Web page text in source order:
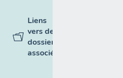
Liens
vers des
dossiers
associés